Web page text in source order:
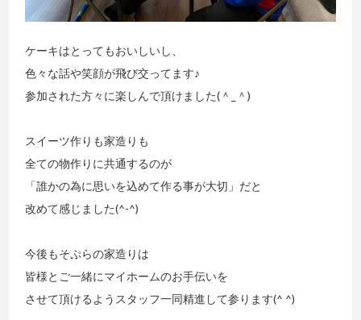
ケーキはとってもおいしいし、
色々な話や笑顔が飛び交ってます♪
参加された方々に楽しんで頂けました(＾_＾)
スイーツ作りも家造りも
全ての物作りに共通するのが
「誰かの為に思いを込めて作る事が大切」だと
改めて感じました(^-^)
今後もそぷらの家造りは
皆様とご一緒にマイホームのお手伝いを
させて頂けるようスタッフ一同精進して参ります(^ ^)